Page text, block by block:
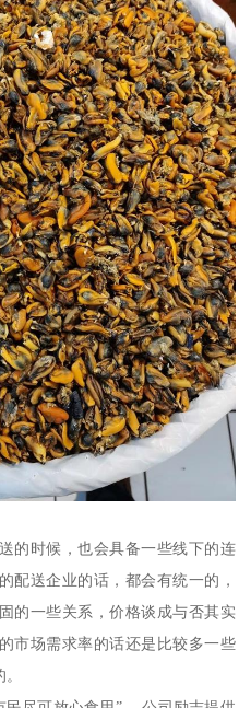
的时候，也会具备一些线下的连
配送企业的话，都会有统一的，
的一些关系，价格谈成与否其实
市场需求率的话还是比较多一些